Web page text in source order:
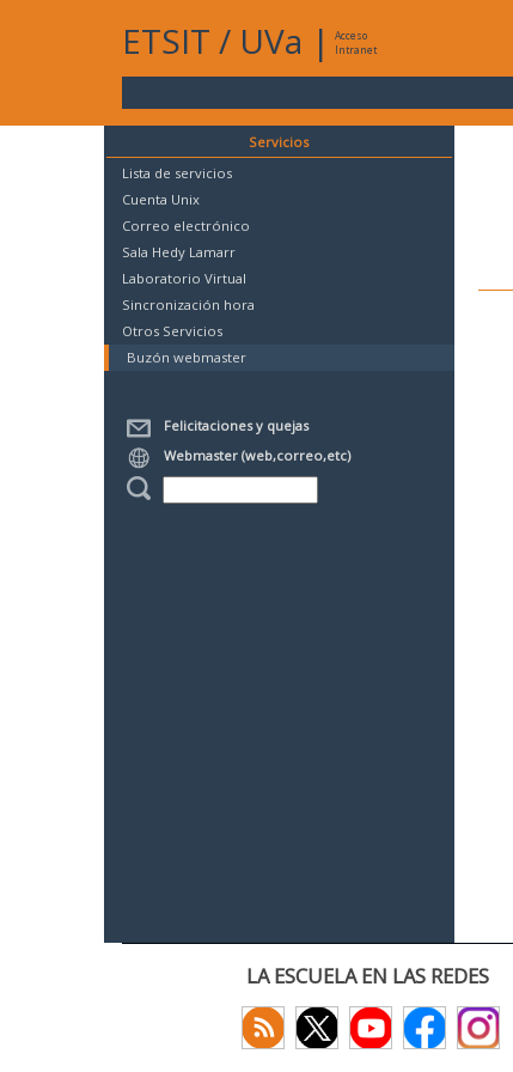
ETSIT / UVa |
Acceso
Intranet
Servicios
Lista de servicios
Cuenta Unix
Correo electrónico
Sala Hedy Lamarr
Laboratorio Virtual
Sincronización hora
Otros Servicios
Buzón webmaster
Felicitaciones y quejas
Webmaster (web,correo,etc)
LA ESCUELA EN LAS REDES